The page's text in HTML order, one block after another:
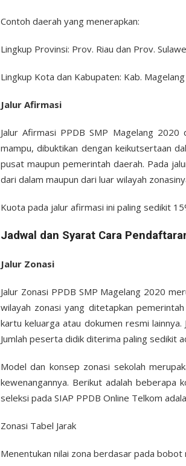
Contoh daerah yang menerapkan:
Lingkup Provinsi: Prov. Riau dan Prov.
Lingkup Kota dan Kabupaten: Kab.
Jalur Afirmasi
Jalur Afirmasi PPDB SMP Magelang
mampu, dibuktikan dengan keikutsertaan
pusat maupun pemerintah daerah. Pada
dari dalam maupun dari luar wilayah
Kuota pada jalur afirmasi ini paling sedikit
Jadwal dan Syarat Cara
Jalur Zonasi
Jalur Zonasi PPDB SMP Magelang 2020
wilayah zonasi yang ditetapkan
kartu keluarga atau dokumen resmi
Jumlah peserta didik diterima paling sedikit
Model dan konsep zonasi sekolah
kewenangannya. Berikut adalah beberapa
seleksi pada SIAP PPDB Online Telkom
Zonasi Tabel Jarak
Menentukan nilai zona berdasar pada